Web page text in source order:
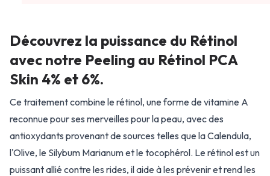
Découvrez la puissance du Rétinol
avec notre Peeling au Rétinol PCA
Skin 4% et 6%.
Ce traitement combine le rétinol, une forme de vitamine A
reconnue pour ses merveilles pour la peau, avec des
antioxydants provenant de sources telles que la Calendula,
l'Olive, le Silybum Marianum et le tocophérol. Le rétinol est un
puissant allié contre les rides, il aide à les prévenir et rend les